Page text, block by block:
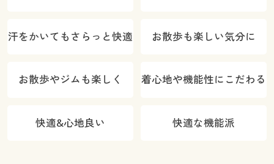
汗をかいてもさらっと快適 お散歩も楽しい気分に
お散歩やジムも楽しく 着心地や機能性にこだわる
快適&心地良い 快適な機能派